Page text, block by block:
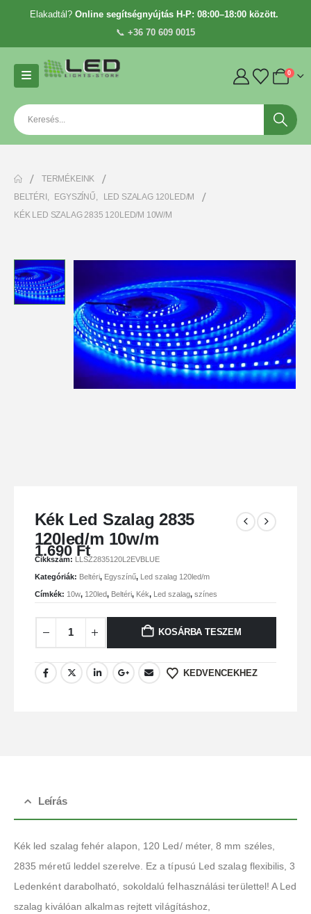
Elakadtál? Online segítségnyújtás H-P: 08:00–18:00 között.
📞 +36 70 609 0015
0
TERMÉKEINK
BELTÉRI , EGYSZÍNŰ,
LED SZALAG 120LED/M
KÉK LED SZALAG 2835 120LED/M 10W/M
Kék Led Szalag 2835
120led/m 10w/m
1.690 Ft
Cikkszám: LLSZ2835120L2EVBLUE
Kategóriák: Beltéri, Egyszínű, Led szalag 120led/m
Címkék: 10w, 120led, Beltéri, Kék, Led szalag, színes
KOSÁRBA TESZEM
KEDVENCEKHEZ
Leírás
Kék led szalag fehér alapon, 120 Led/ méter, 8 mm széles,
2835 méretű leddel szerelve. Ez a típusú Led szalag flexibilis, 3
Ledenként darabolható, sokoldalú felhasználási területtel! A Led
szalag kiválóan alkalmas rejtett világításhoz,